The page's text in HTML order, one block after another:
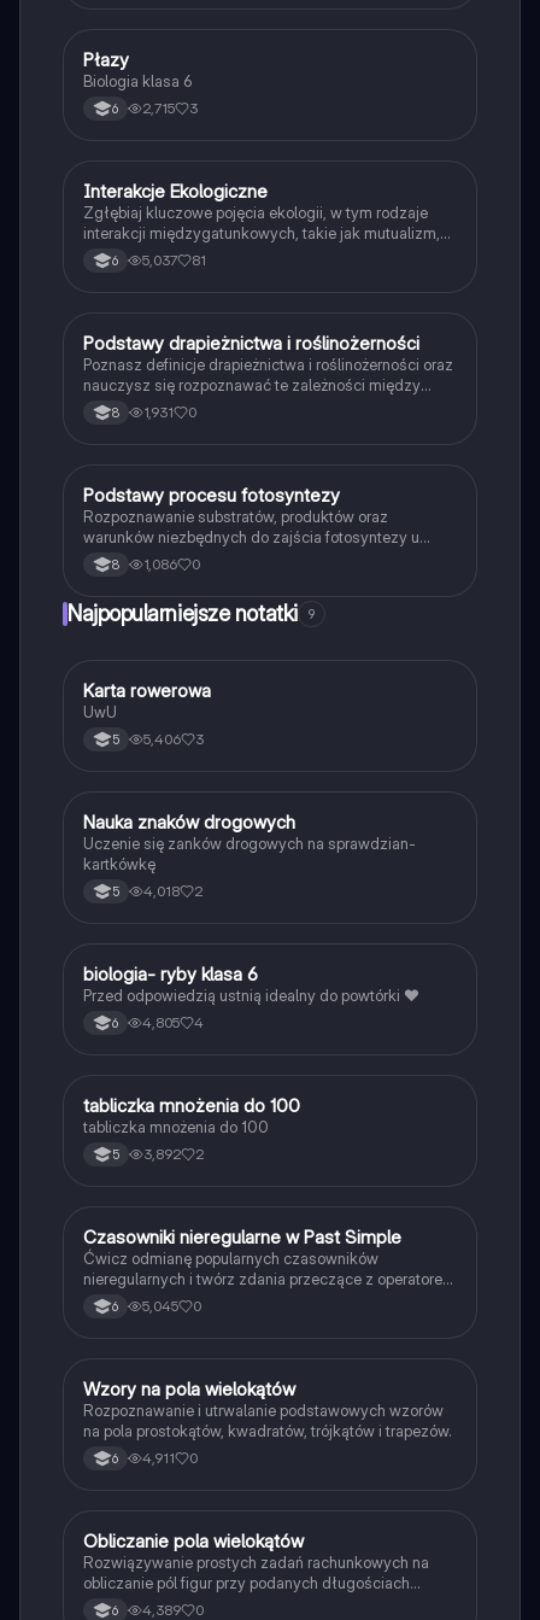
PBiologia
Płazy
Biologia klasa 6
6 2,715 3
Biologia
Interakcje Ekologiczne
Zgłębiaj kluczowe pojęcia ekologii, w tym rodzaje
interakcji międzygatunkowych, takie jak mutualizm,
komensalizm, drapieżnictwo i pasożytnictwo.
Dowiedz się o strukturze populacji, ekosystemach
6 5,037 81
PBiologia
Podstawy drapieżnictwa i roślinożerności
Poznasz definicje drapieżnictwa i roślinożerności oraz
nauczysz się rozpoznawać te zależności między
organizmami w przyrodzie.
8 1,931 0
PBiologia
Podstawy procesu fotosyntezy
Rozpoznawanie substratów, produktów oraz
warunków niezbędnych do zajścia fotosyntezy u
roślin.
8 1,086 0
Najpopularniejsze notatki 9
KTechnika
Karta rowerowa
UwU
5 5,406 3
NTechnika
Nauka znaków drogowych
Uczenie się zanków drogowych na sprawdzian-
kartkówkę
5 4,018 2
BBiologia
biologia- ryby klasa 6
Przed odpowiedzią ustnią idealny do powtórki ❤️
6 4,805 4
TMatematyka
tabliczka mnożenia do 100
tabliczka mnożenia do 100
5 3,892 2
CJęzyk angielski
Czasowniki nieregularne w Past Simple
Ćwicz odmianę popularnych czasowników
nieregularnych i twórz zdania przeczące z operatorem
didn't w czasie Past Simple.
6 5,045 0
WMatematyka
Wzory na pola wielokątów
Rozpoznawanie i utrwalanie podstawowych wzorów
na pola prostokątów, kwadratów, trójkątów i trapezów.
6 4,911 0
OMatematyka
Obliczanie pola wielokątów
Rozwiązywanie prostych zadań rachunkowych na
obliczanie pól figur przy podanych długościach
boków i wysokości.
6 4,389 0